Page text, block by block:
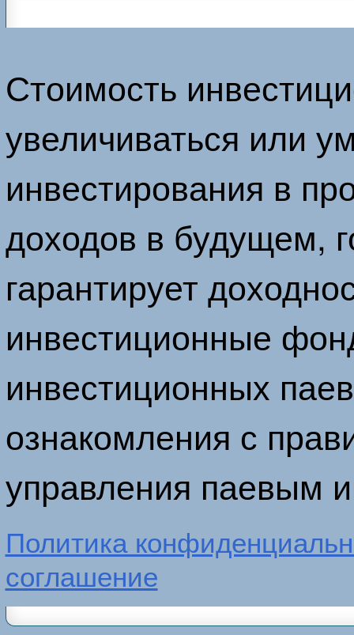
Стоимость
увеличиваться или
инвестирования в
доходов в будущем,
гарантирует
инвестиционные
инвестиционных
ознакомления с
управления паевым
Политика
соглашение